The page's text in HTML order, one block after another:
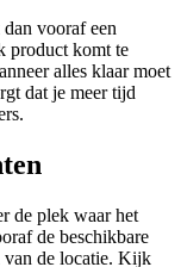
vooraf een
product komt te
alles klaar moet
dat je meer tijd
de plek waar het
de beschikbare
van de locatie. Kijk